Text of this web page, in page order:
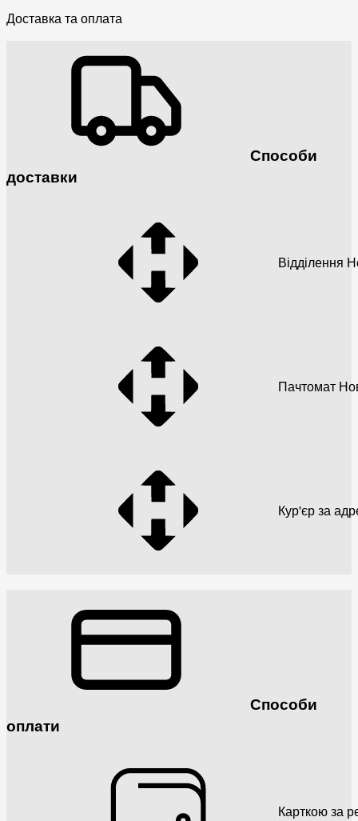
Доставка та оплата
Способи
доставки
Відділення
Пачтомат
Кур'єр за
Способи
оплати
Карткою за